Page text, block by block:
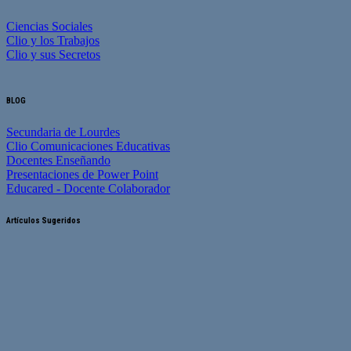
Ciencias Sociales
Clio y los Trabajos
Clio y sus Secretos
BLOG
Secundaria de Lourdes
Clio Comunicaciones Educativas
Docentes Enseñando
Presentaciones de Power Point
Educared - Docente Colaborador
Artículos Sugeridos